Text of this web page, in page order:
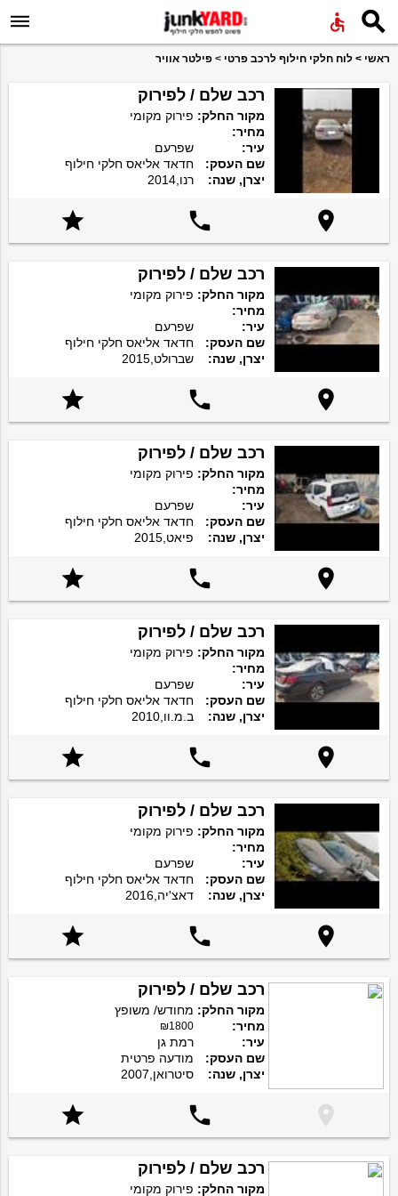
 
ראשי > לוח חלקי חילוף לרכב פרטי > פילטר אוויר
רכב שלם / לפירוק
מקור החלק: פירוק מקומי
מחיר:
עיר:
שפרעם
שם העסק:
חדאד אליאס חלקי חילוף
יצרן, שנה:
רנו,2014



רכב שלם / לפירוק
מקור החלק: פירוק מקומי
מחיר:
עיר:
שפרעם
שם העסק:
חדאד אליאס חלקי חילוף
יצרן, שנה:
שברולט,2015



רכב שלם / לפירוק
מקור החלק: פירוק מקומי
מחיר:
עיר:
שפרעם
שם העסק:
חדאד אליאס חלקי חילוף
יצרן, שנה:
פיאט,2015



רכב שלם / לפירוק
מקור החלק: פירוק מקומי
מחיר:
עיר:
שפרעם
שם העסק:
חדאד אליאס חלקי חילוף
יצרן, שנה:
ב.מ.וו,2010



רכב שלם / לפירוק
מקור החלק: פירוק מקומי
מחיר:
עיר:
שפרעם
שם העסק:
חדאד אליאס חלקי חילוף
יצרן, שנה:
דאצ'יה,2016



רכב שלם / לפירוק
מקור החלק: מחודש/ משופץ
מחיר:
₪1800
עיר:
רמת גן
שם העסק:
מודעה פרטית
יצרן, שנה:
סיטרואן,2007



רכב שלם / לפירוק
מקור החלק: פירוק מקומי